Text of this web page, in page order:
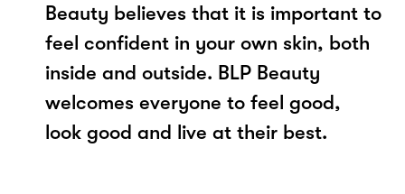
Beauty believes that it is important to
feel confident in your own skin, both
inside and outside. BLP Beauty
welcomes everyone to feel good,
look good and live at their best.